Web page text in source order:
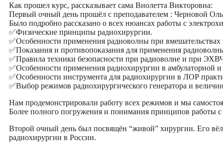
Как прошел курс, рассказывает сама Виолетта Викторовна:
Первый очный день прошёл с преподавателем : Черновой
Было подробно рассказано о всех нюансах работы с
✅Физические принципы радиохирургии.
✅Особенности применения радиоволны при
✅Показания и противопоказания для применения
✅Правила техники безопасности при радиоволне и при
✅Особенности применения радиохирургии в амбулаторной
✅Особенности инструмента для радиохирургии в ЛОР
✅Выбор режимов радиохирургического генератора и
Нам продемонстрировали работу всех режимов и мы
Более полного погружения и понимания принципов работы с
Второй очный день был посвящён “живой” хирургии. Его
радиохирургии в России.